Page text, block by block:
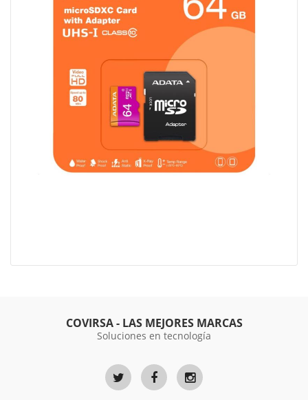
COVIRSA - LAS MEJORES MARCAS
Soluciones en tecnología